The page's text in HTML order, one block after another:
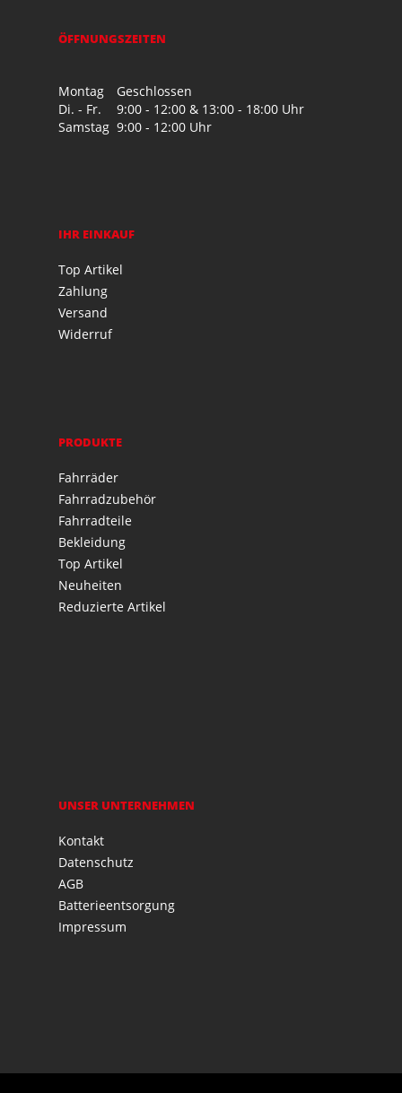
ÖFFNUNGSZEITEN
Montag
Geschlossen
Di. - Fr.
9:00 - 12:00 & 13:00 - 18:00 Uhr
Samstag 9:00 - 12:00 Uhr
IHR EINKAUF
Top Artikel
Zahlung
Versand
Widerruf
PRODUKTE
Fahrräder
Fahrradzubehör
Fahrradteile
Bekleidung
Top Artikel
Neuheiten
Reduzierte Artikel
UNSER UNTERNEHMEN
Kontakt
Datenschutz
AGB
Batterieentsorgung
Impressum